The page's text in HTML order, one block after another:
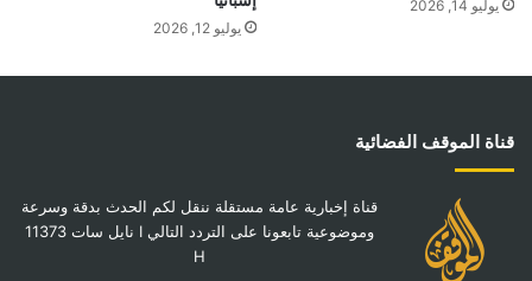
يوليو 14, 2026
يوليو 12, 2026
قناة الموقف الفضائية
قناة إخبارية عامة مستقلة ننقل لكم الحدث بدقة وسرعة
وموضوعية تابعونا على التردد التالي I نايل سات 11373
H